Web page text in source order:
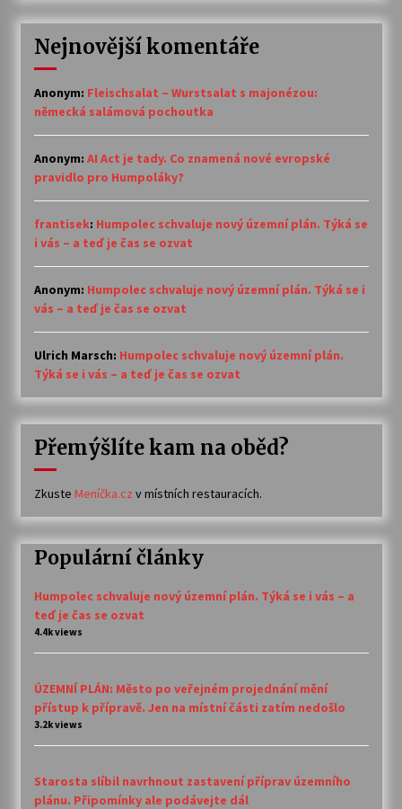
Nejnovější komentáře
Anonym: Fleischsalat – Wurstsalat s majonézou:
německá salámová pochoutka
Anonym: AI Act je tady. Co znamená nové evropské
pravidlo pro Humpoláky?
frantisek: Humpolec schvaluje nový územní plán. Týká se
i vás – a teď je čas se ozvat
Anonym: Humpolec schvaluje nový územní plán. Týká se i
vás – a teď je čas se ozvat
Ulrich Marsch: Humpolec schvaluje nový územní plán.
Týká se i vás – a teď je čas se ozvat
Přemýšlíte kam na oběd?
Zkuste Meníčka.cz v místních restauracích.
Populární články
Humpolec schvaluje nový územní plán. Týká se i vás – a
teď je čas se ozvat
4.4k views
ÚZEMNÍ PLÁN: Město po veřejném projednání mění
přístup k přípravě. Jen na místní části zatím nedošlo
3.2k views
Starosta slíbil navrhnout zastavení příprav územního
plánu. Připomínky ale podávejte dál